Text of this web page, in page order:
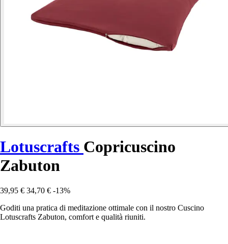
Lotuscrafts Copricuscino
Zabuton
39,95 € 34,70 € -13%
Goditi una pratica di meditazione ottimale con il nostro Cuscino
Lotuscrafts Zabuton, comfort e qualità riuniti.